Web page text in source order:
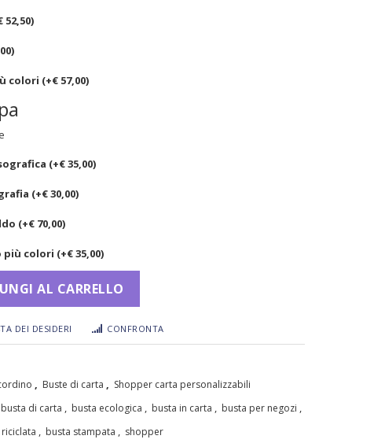
52,50)
)
colori (+€ 57,00)
(+€35,00)
(+€30,00)
(+€ 70,00)
più colori (+€35,00)
AL CARRELLO
DEI DESIDERI CONFRONTA
Buste di carta Shopper carta personalizzabili
busta di carta busta ecologica busta in carta busta per negozi
busta stampata shopper